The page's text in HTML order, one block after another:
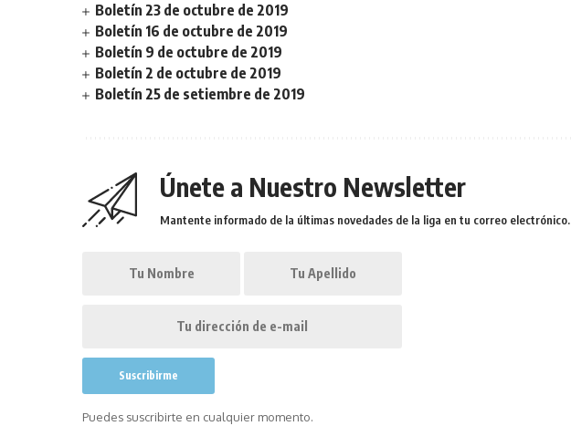
Boletín 23 de octubre de 2019
Boletín 16 de octubre de 2019
Boletín 9 de octubre de 2019
Boletín 2 de octubre de 2019
Boletín 25 de setiembre de 2019
Únete a Nuestro Newsletter
Mantente informado de la últimas novedades de la liga en tu correo electrónico.
Puedes suscribirte en cualquier momento.